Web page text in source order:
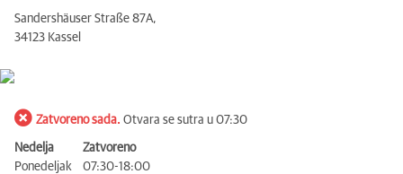
Sandershäuser Straße 87A,
34123 Kassel
Zatvoreno sada. Otvara se sutra u 07:30
Nedelja
Zatvoreno
Ponedeljak
07:30-18:00